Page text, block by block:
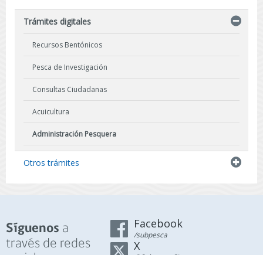
Trámites digitales
Recursos Bentónicos
Pesca de Investigación
Consultas Ciudadanas
Acuicultura
Administración Pesquera
Otros trámites
Síguenos a
través de redes
Facebook
/subpesca
X